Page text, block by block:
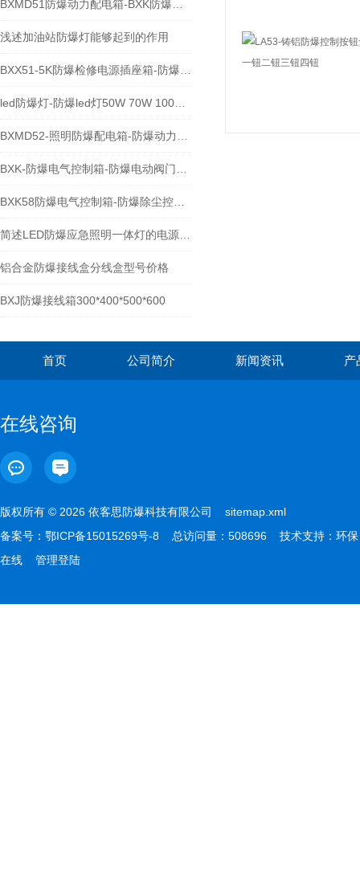
浅述加油站防爆灯能够起到的作用
铝合金防爆接线盒分线盒型号价格
BXJ防爆接线箱300*400*500*600
首页 公司简介 新闻资讯 产
在线咨询
版权所有 © 2026 依客思防爆科技有限公司 sitemap.xml
备案号： 鄂ICP备15015269号-8 总访问量：508696 技术支持： 环保
在线
管理登陆